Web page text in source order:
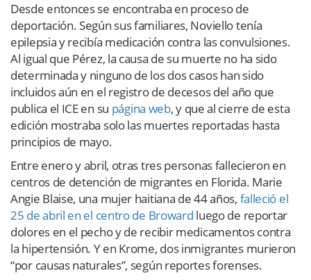
Desde entonces se encontraba en proceso de
deportación. Según sus familiares, Noviello tenía
epilepsia y recibía medicación contra las convulsiones.
Al igual que Pérez, la causa de su muerte no ha sido
determinada y ninguno de los dos casos han sido
incluidos aún en el registro de decesos del año que
publica el ICE en su página web, y que al cierre de esta
edición mostraba solo las muertes reportadas hasta
principios de mayo.
Entre enero y abril, otras tres personas fallecieron en
centros de detención de migrantes en Florida. Marie
Angie Blaise, una mujer haitiana de 44 años, falleció el
25 de abril en el centro de Broward luego de reportar
dolores en el pecho y de recibir medicamentos contra
la hipertensión. Y en Krome, dos inmigrantes murieron
“por causas naturales”, según reportes forenses.